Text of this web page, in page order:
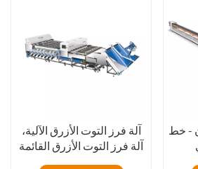
آلة فرز التوت الأزرق الآلية،
آلة فرز التوت الأزرق القائمة
- خط